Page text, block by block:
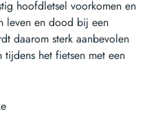
hoofdletsel voorkomen en
leven en dood bij een
daarom sterk aanbevolen
het fietsen met een